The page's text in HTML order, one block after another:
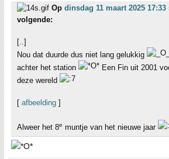
Op dinsdag 11 maart 2025 17:33
volgende:
[..]
Nou dat duurde dus niet lang gelukkig
achter het station
Een Fin uit 2001
deze wereld
[ afbeelding ]
Alweer het 8e muntje van het nieuwe jaar